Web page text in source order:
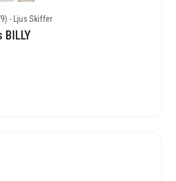
- Ljus Skiffer